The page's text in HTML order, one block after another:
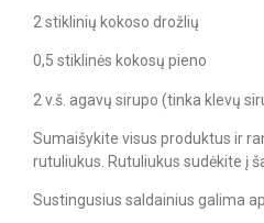
2 stiklinių kokoso drožlių
0,5 stiklinės kokosų pieno
2 v.š. agavų sirupo (tinka klevų
Sumaišykite visus produktus ir
rutuliukus. Rutuliukus sudėkite į
Sustingusius saldainius galima